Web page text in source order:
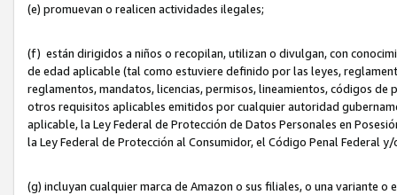
(e) promuevan o realicen actividades ilegales;
(f) están dirigidos a niños o recopilan, utilizan o divulgan, con
de edad aplicable (tal como estuviere definido por las leyes,
reglamentos, mandatos, licencias, permisos, lineamientos, códigos
otros requisitos aplicables emitidos por cualquier autoridad
aplicable, la Ley Federal de Protección de Datos Personales en
la Ley Federal de Protección al Consumidor, el Código Penal Federal
(g) incluyan cualquier marca de Amazon o sus filiales, o una variante